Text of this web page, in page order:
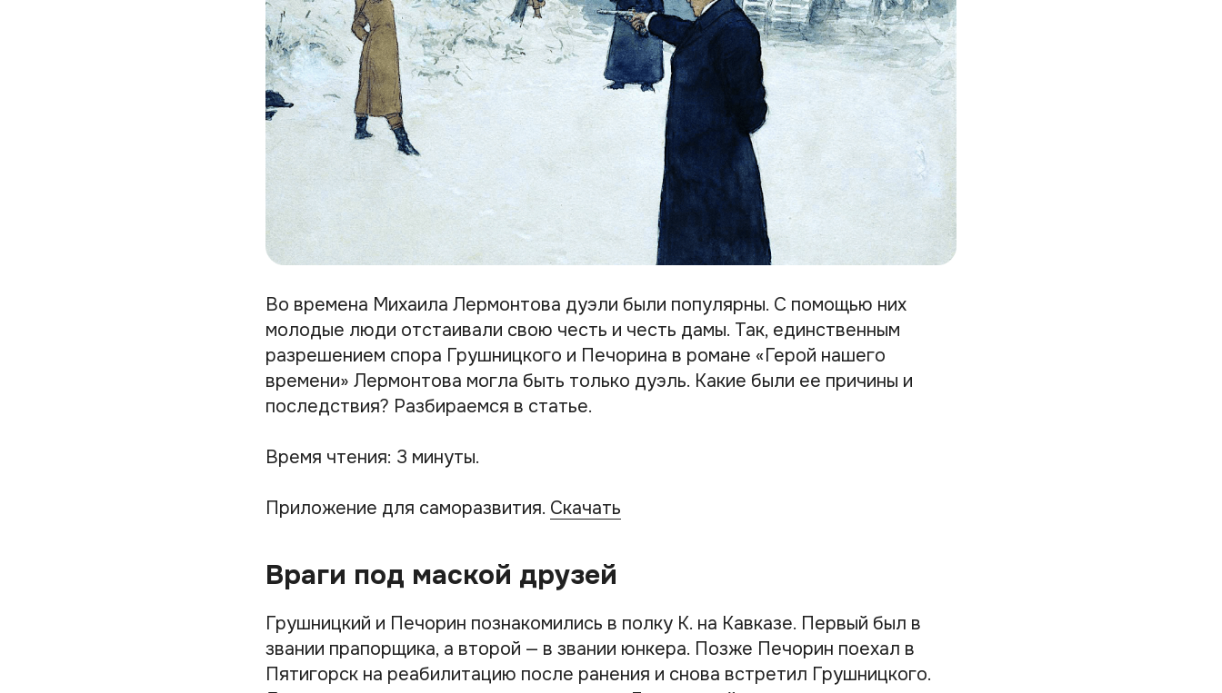
Во времена Михаила Лермонтова дуэли были популярны. С помощью них
молодые люди отстаивали свою честь и честь дамы. Так, единственным
разрешением спора Грушницкого и Печорина в романе «Герой нашего
времени» Лермонтова могла быть только дуэль. Какие были ее причины и
последствия? Разбираемся в статье.
Время чтения: 3 минуты.
Приложение для саморазвития. Скачать
Враги под маской друзей
Грушницкий и Печорин познакомились в полку К. на Кавказе. Первый был в
звании прапорщика, а второй — в звании юнкера. Позже Печорин поехал в
Пятигорск на реабилитацию после ранения и снова встретил Грушницкого.